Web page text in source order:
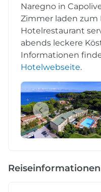
Naregno in
Zimmer laden zum
Hotelrestaurant
abends leckere
Informationen
Hotelwebseite.
Reiseinformationen